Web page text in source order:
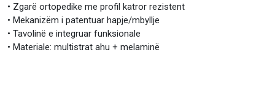
• Zgarë ortopedike me profil katror rezistent
• Mekanizëm i patentuar hapje/mbyllje
• Tavolinë e integruar funksionale
• Materiale: multistrat ahu + melaminë